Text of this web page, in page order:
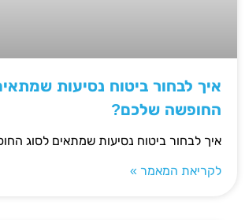
איך לבחור ביטוח נסיעות
החופשה שלכם?
איך לבחור ביטוח נסיעות שמתאים לסוג
לקריאת המאמר »